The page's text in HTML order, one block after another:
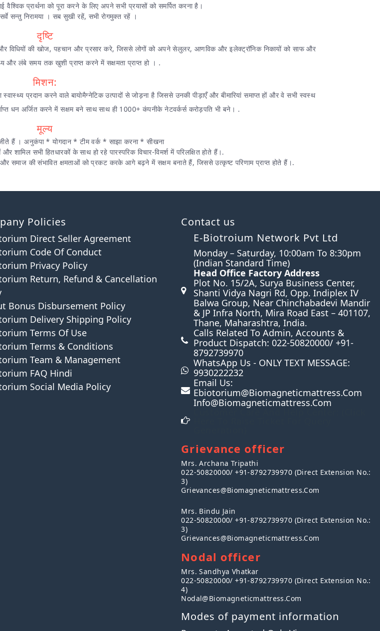
वैश्विक प्रार्थना को पूरा करने के लिए अपने सभी प्रयासों को समर्पित करना है।
सन्तु निरामया । सब सुखी रहें, सभी रोगमुक्त रहें ।
दृष्टि
और विधियों की खोज, पहचान और प्रसार करे, जिससे लोगों को अपने सेलुलर, आणविक और इलेक्ट्रॉनिक निकायों को साफ और
और लंबे समय तक खुशी प्राप्त करने में सक्षमता प्राप्त हो । .
मिशन:
प्रदान करने वाले बायोमैग्नेटिक उत्पादों से जोड़ना है जिससे उनकी पीड़ाएँ और बीमारियां समाप्त हों और वे सभी स्वस्थ
धन अर्जित करने में सक्षम बने साथ साथ ही 1000+ कंपनीके नेटवर्कर्स करोड़पति भी बने। .
मूल्य
हैं । अनुकंपा * योगदान * टीम वर्क * साझा करना * सीखना
शामिल सभी हितधारकों के साथ हो रहे पारस्परिक विचार-विमर्श में परिलक्षित होते हैं।.
समाज की संभावित क्षमताओं को प्रकट करके आगे बढ़ने में सक्षम बनाते हैं, जिससे उत्कृष्ट परिणाम प्राप्त होते हैं।.
Policies
Direct Seller Agreement
Code Of Conduct
Privacy Policy
Return, Refund & Cancellation
Bonus Disbursement Policy
Delivery Shipping Policy
Terms Of Use
Terms & Conditions
Team & Management
FAQ Hindi
Social Media Policy
Contact us
E-Biotroium Network Pvt Ltd
Monday – Saturday, 10:00am To 8:30pm
(Indian Standard Time)
Head Office Factory Address
Plot No. 15/2A, Surya Business Center,
Shanti Vidya Nagri Rd, Opp. Indiplex IV
Balwa Group, Near Chinchabadevi Mandir
& JP Infra North, Mira Road East – 401107,
Thane, Maharashtra, India.
Calls Related To Admin, Accounts &
Product Dispatch: 022-50820000/ +91-
8792739970
WhatsApp Us - ONLY TEXT MESSAGE:
9930222232
Email Us:
Ebiotorium@biomagneticmattress.com
Info@biomagneticmattress.com
Customer Care And Help Center: (Click
Grievance officer
Mrs. Archana Tripathi
022-50820000/ +91-8792739970 (Direct Extension No.:
3)
Grievances@biomagneticmattress.com
Mrs. Bindu Jain
022-50820000/ +91-8792739970 (Direct Extension No.:
3)
Grievances@biomagneticmattress.com
Nodal officer
Mrs. Sandhya Vhatkar
022-50820000/ +91-8792739970 (Direct Extension No.:
4)
Nodal@biomagneticmattress.com
Modes of payment information